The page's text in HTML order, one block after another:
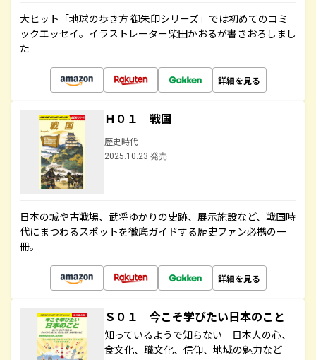
大ヒット「地球の歩き方 御朱印シリーズ」では初めてのコミ
ックエッセイ。イラストレーター柴田かおるが書きおろしまし
た
詳細を見る
Ｈ０１ 戦国
歴史時代
2025.10.23 発売
日本の城や古戦場、武将ゆかりの史跡、展示施設など、戦国時
代にまつわるスポットを徹底ガイドする歴史ファン必携の一
冊。
詳細を見る
Ｓ０１ 今こそ学びたい日本のこと
知っているようで知らない 日本人の心、
食文化、職文化、信仰、地域の魅力など